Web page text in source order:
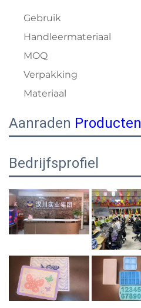
Gebruik
Handleermateriaal
MOQ
Verpakking
Materiaal
Aanraden Producten
Bedrijfsprofiel